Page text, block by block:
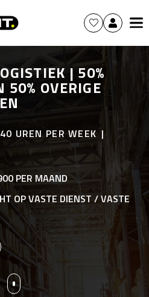
| 50%
50% OVERIGE
UREN PER WEEK
PER MAAND
OP VASTE DIENST / VASTE